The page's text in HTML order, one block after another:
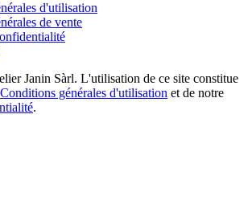
d'utilisation
de vente
Janin Sàrl. L'utilisation de ce site constitue
Conditions générales d'utilisation et de notre
.